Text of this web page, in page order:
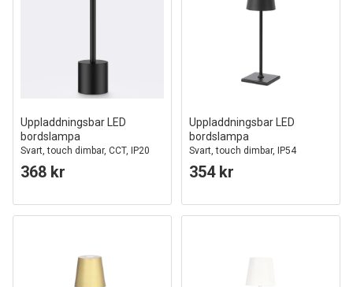
Uppladdningsbar LED
bordslampa
Svart, touch dimbar, CCT, IP20
bordslampa
368 kr
Uppladdningsbar LED
bordslampa
Svart, touch dimbar, IP54
354 kr